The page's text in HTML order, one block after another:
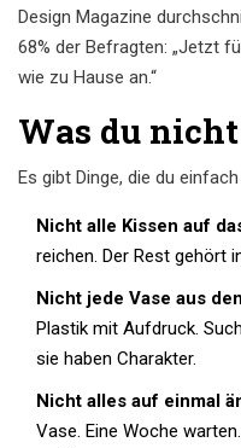
Design Magazine
68% der Befragten: „Jetzt
wie zu Hause an.“
Was du
Es gibt Dinge, die du
Nicht alle Kissen auf
reichen. Der Rest gehört
Nicht jede Vase aus
Plastik mit Aufdruck.
sie haben Charakter.
Nicht alles auf einmal
Vase. Eine Woche